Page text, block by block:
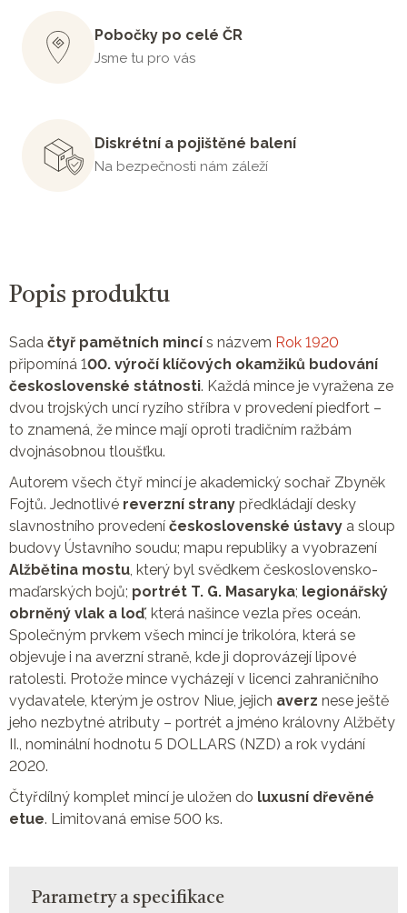
Pobočky po celé ČR
Jsme tu pro vás
Diskrétní a pojištěné balení
Na bezpečnosti nám záleží
Popis produktu
Sada čtyř pamětních mincí s názvem Rok 1920
připomíná 100. výročí klíčových okamžiků budování
československé státnosti. Každá mince je vyražena ze
dvou trojských uncí ryzího stříbra v provedení piedfort –
to znamená, že mince mají oproti tradičním ražbám
dvojnásobnou tloušťku.
Autorem všech čtyř mincí je akademický sochař Zbyněk
Fojtů. Jednotlivé reverzní strany předkládají desky
slavnostního provedení československé ústavy a sloup
budovy Ústavního soudu; mapu republiky a vyobrazení
Alžbětina mostu, který byl svědkem československo-
maďarských bojů; portrét T. G. Masaryka; legionářský
obrněný vlak a loď, která našince vezla přes oceán.
Společným prvkem všech mincí je trikolóra, která se
objevuje i na averzní straně, kde ji doprovázejí lipové
ratolesti. Protože mince vycházejí v licenci zahraničního
vydavatele, kterým je ostrov Niue, jejich averz nese ještě
jeho nezbytné atributy – portrét a jméno královny Alžběty
II., nominální hodnotu 5 DOLLARS (NZD) a rok vydání
2020.
Čtyřdílný komplet mincí je uložen do luxusní dřevěné
etue. Limitovaná emise 500 ks.
Parametry a specifikace